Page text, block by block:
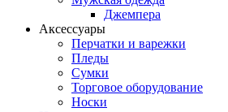
Джемпера
Аксессуары
Перчатки и варежки
Пледы
Сумки
Торговое оборудование
Носки